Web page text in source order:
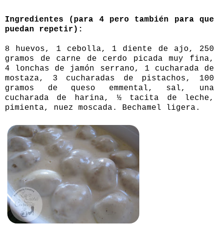
Ingredientes (para 4 pero también para que
puedan repetir):
8 huevos, 1 cebolla, 1 diente de ajo, 250
gramos de carne de cerdo picada muy fina,
4 lonchas de jamón serrano, 1 cucharada de
mostaza, 3 cucharadas de pistachos, 100
gramos de queso emmental, sal, una
cucharada de harina, ½ tacita de leche,
pimienta, nuez moscada. Bechamel ligera.